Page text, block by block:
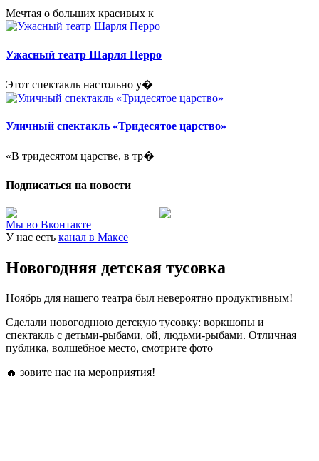
Мечтая о больших красивых к
Ужасный театр Шарля Перро
Этот спектакль настольно у�
Уличный спектакль «Тридесятое царство»
«В тридесятом царстве, в тр�
Подписаться на новости
Мы во Вконтакте
У нас есть канал в Максе
Новогодняя детская тусовка
Ноябрь для нашего театра был невероятно продуктивным!
Сделали новогоднюю детскую тусовку: воркшопы и
спектакль с детьми-рыбами, ой, людьми-рыбами. Отличная
публика, волшебное место, смотрите фото
🔥 зовите нас на мероприятия!